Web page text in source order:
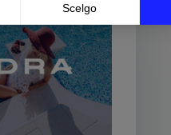
Scelgo
del Consenso: Personalizza
ti consente di personalizzare